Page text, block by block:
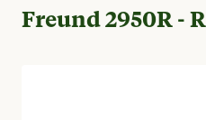
Freund 2950R -